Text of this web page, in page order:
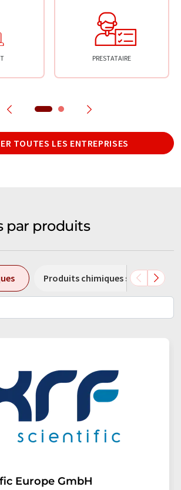
PRESTATAIRE
TOUTES LES ENTREPRISES
par produits
Produits chimiques spéciaux
Europe GmbH